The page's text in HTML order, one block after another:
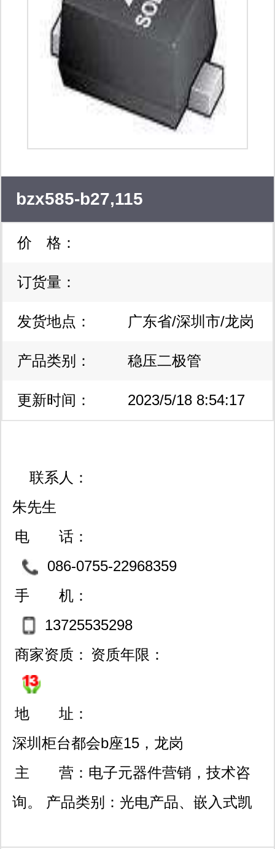
1009 ltv-1008 cny17-1 cny17-2 cny17-
3 ltv-214 ltv-217 传感器 环境光传感器
距离传感器 rgb颜色传感器 色温传感器
图像传感器 光学传感器 肤色传感器
bzx585-b27,115
价 格：
订货量：
发货地点： 广东省/深圳市/龙岗
区
产品类别： 稳压二极管
更新时间： 2023/5/18 8:54:17
联系人：
朱先生
电 话：
086-0755-22968359
手 机：
13725535298
商家资质： 资质年限：
地 址：
深圳柜台都会b座15，龙岗
区龙诚街道五联社区规划
路25号202。
主 营： 电子元器件营销，技术咨
询。 产品类别：光电产品、嵌入式凯